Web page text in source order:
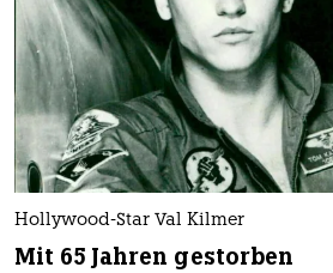
Hollywood-Star Val Kilmer
Mit 65 Jahren gestorben